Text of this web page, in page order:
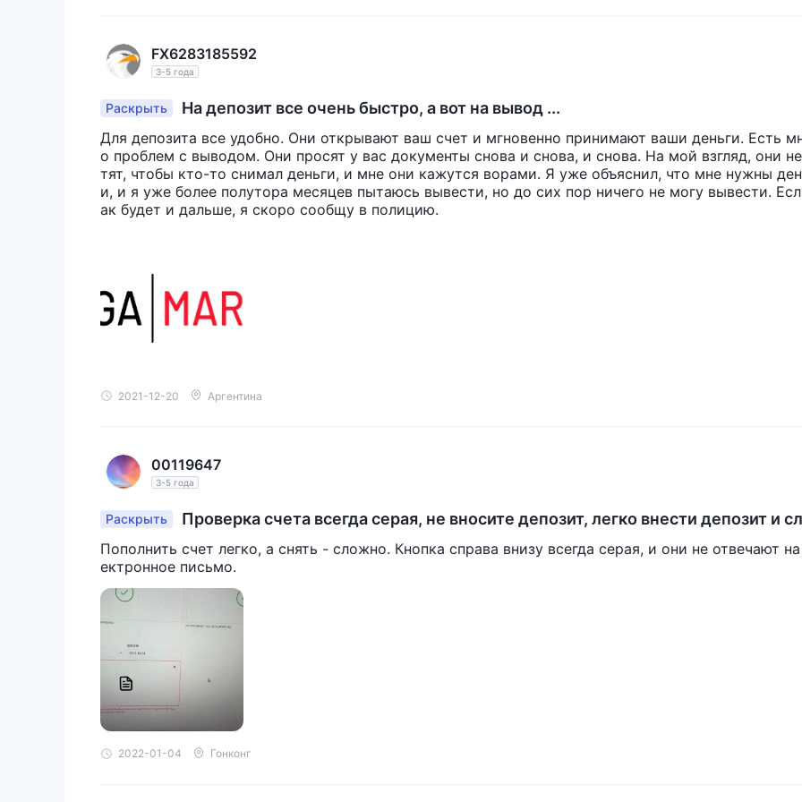
могут у них возникнуть, а также выслушать отзывы, чтобы убедиться, что они продолжают добавлять более
актуальные инструменты и функции для улучшения общего опыта социальной торговли. справочный центр
телефоны из разных стран мира.
Принятые регионы
NAGA Marketsне открывайте счета резидентам определенных юрисдикций, таких как США, Япония, Канада,
Бельгия, Куба, Иран, Ирак, Сирия и Северная Корея. их услуги не предназначены для распространения или
использования любым лицом в любой юрисдикции, где такое распространение или использование
FX6283185592
3-5 года
Раскрыть На депозит все очень быстро, а вот на вывод ...
Для депозита все удобно. Они открывают ваш счет и мгновенно принимают ваши деньги. Есть
о проблем с выводом. Они просят у вас документы снова и снова, и снова. На мой взгляд, они
тят, чтобы кто-то снимал деньги, и мне они кажутся ворами. Я уже объяснил, что мне нужны
и, и я уже более полутора месяцев пытаюсь вывести, но до сих пор ничего не могу вывести.
ак будет и дальше, я скоро сообщу в полицию.
2021-12-20 Аргентина
00119647
3-5 года
Раскрыть
Проверка счета всегда серая, не вносите депозит, легко внести депозит и
Пополнить счет легко, а снять - сложно. Кнопка справа внизу всегда серая, и они не отвечают
ектронное письмо.
2022-01-04 Гонконг